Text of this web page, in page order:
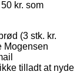
kr. som
(3 stk. kr.
Mogensen
tilladt at nyde